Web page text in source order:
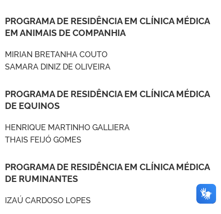
PROGRAMA DE RESIDÊNCIA EM CLÍNICA MÉDICA
EM ANIMAIS DE COMPANHIA
MIRIAN BRETANHA COUTO
SAMARA DINIZ DE OLIVEIRA
PROGRAMA DE RESIDÊNCIA EM CLÍNICA MÉDICA
DE EQUINOS
HENRIQUE MARTINHO GALLIERA
THAIS FEIJÓ GOMES
PROGRAMA DE RESIDÊNCIA EM CLÍNICA MÉDICA
DE RUMINANTES
IZAÚ CARDOSO LOPES